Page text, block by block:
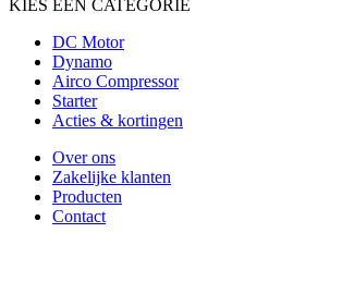
KIES EEN CATEGORIE
DC Motor
Dynamo
Airco Compressor
Starter
Acties & kortingen
Over ons
Zakelijke klanten
Producten
Contact